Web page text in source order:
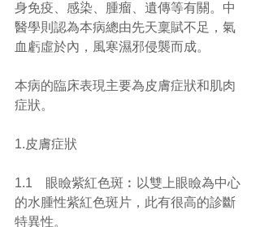
身免疫、感染、腫瘤、遺傳等有關。中
醫學則認為本病總由先天稟賦不足，氣
血虧虛於內，風寒濕邪侵襲而成。
本病的臨床表現主要為皮膚症狀和肌肉
症狀。
1.皮膚症狀
1.1    眼瞼紫紅色斑︰以雙上眼瞼為中心
的水腫性紫紅色斑片，此有很高的診斷
特異性。